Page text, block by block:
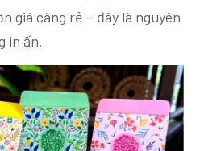
giá càng rẻ – đây là nguyên
in ấn.